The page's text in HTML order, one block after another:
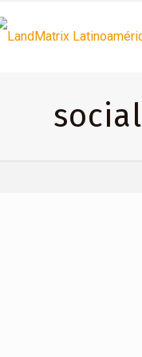
social